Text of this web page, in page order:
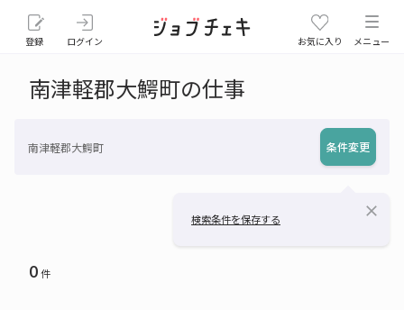
登録 ログイン お気に入り メニュー
南津軽郡大鰐町の仕事
南津軽郡大鰐町 条件変更
検索条件を保存する close
0件